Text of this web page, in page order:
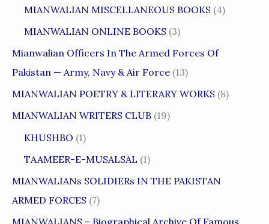
MIANWALIAN MISCELLANEOUS BOOKS (4)
MIANWALIAN ONLINE BOOKS (3)
Mianwalian Officers In The Armed Forces Of
Pakistan — Army, Navy & Air Force (13)
MIANWALIAN POETRY & LITERARY WORKS (8)
MIANWALIAN WRITERS CLUB (19)
KHUSHBO (1)
TAAMEER-E-MUSALSAL (1)
MIANWALIANs SOLIDIERs IN THE PAKISTAN
ARMED FORCES (7)